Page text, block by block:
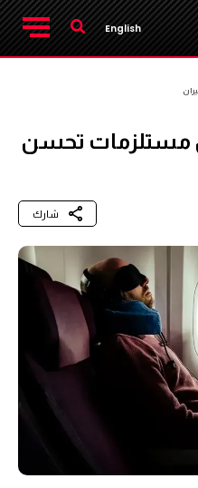
English
مستلزمات تحسن
شارك